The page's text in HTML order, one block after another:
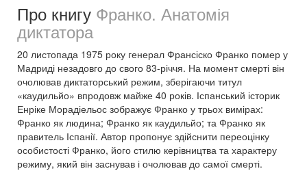
Про книгу Франко. Анатомія
диктатора
20 листопада 1975 року генерал Франсіско Франко помер у
Мадриді незадовго до свого 83-річчя. На момент смерті він
очолював диктаторський режим, зберігаючи титул
«каудильйо» впродовж майже 40 років. Іспанський історик
Енріке Морадіельос зображує Франко у трьох вимірах:
Франко як людина; Франко як каудильйо; та Франко як
правитель Іспанії. Автор пропонує здійснити переоцінку
особистості Франко, його стилю керівництва та характеру
режиму, який він заснував і очолював до самої смерті.